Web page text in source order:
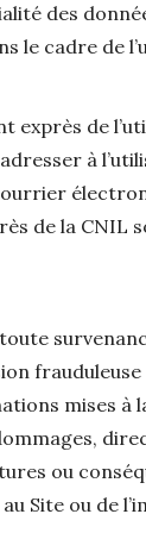
des
le cadre de
exprès de
à
de la CNIL
frauduleuse
mises à
ou
Site ou de